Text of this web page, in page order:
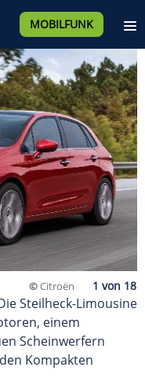
MOBILFUNK
©Citroën
Steilheck-Limousine
einem
Scheinwerfern
Kompakten